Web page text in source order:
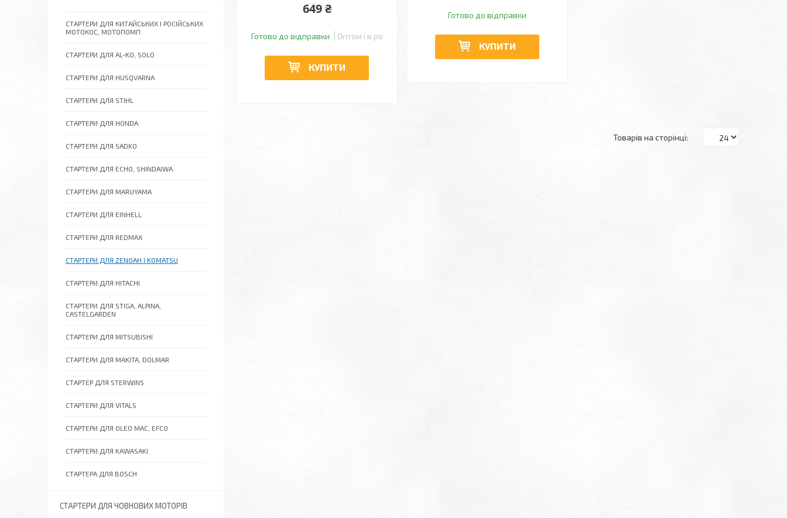
649 ₴
Готово до відправки Оптом і в роздріб
КУПИТИ
Готово до відправки
КУПИТИ
СТАРТЕРИ ДЛЯ КИТАЙСЬКИХ І РОСІЙСЬКИХ
МОТОКОС, МОТОПОМП
СТАРТЕРИ ДЛЯ AL-KO, SOLO
СТАРТЕРИ ДЛЯ HUSQVARNA
СТАРТЕРИ ДЛЯ STIHL
СТАРТЕРИ ДЛЯ HONDA
СТАРТЕРИ ДЛЯ SADKO
СТАРТЕРИ ДЛЯ ECHO, SHINDAIWA
СТАРТЕРИ ДЛЯ MARUYAMA
СТАРТЕРИ ДЛЯ EINHELL
СТАРТЕРИ ДЛЯ REDMAX
СТАРТЕРИ ДЛЯ ZENOAH І KOMATSU
СТАРТЕРИ ДЛЯ HITACHI
СТАРТЕРИ ДЛЯ STIGA, ALPINA,
CASTELGARDEN
СТАРТЕРИ ДЛЯ MITSUBISHI
СТАРТЕРИ ДЛЯ MAKITA, DOLMAR
СТАРТЕР ДЛЯ STERWINS
СТАРТЕРИ ДЛЯ VITALS
СТАРТЕРИ ДЛЯ OLEO MAC, EFCO
СТАРТЕРИ ДЛЯ KAWASAKI
СТАРТЕРА ДЛЯ BOSCH
СТАРТЕРИ ДЛЯ ЧОВНОВИХ МОТОРІВ